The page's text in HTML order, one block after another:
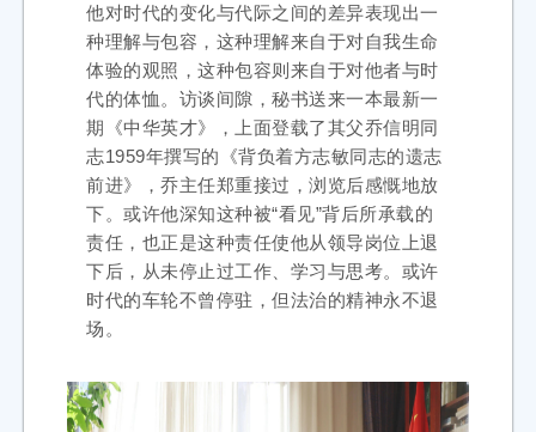
他对时代的变化与代际之间的差异表现出一
种理解与包容，这种理解来自于对自我生命
体验的观照，这种包容则来自于对他者与时
代的体恤。访谈间隙，秘书送来一本最新一
期《中华英才》，上面登载了其父乔信明同
志1959年撰写的《背负着方志敏同志的遗志
前进》，乔主任郑重接过，浏览后感慨地放
下。或许他深知这种被“看见”背后所承载的
责任，也正是这种责任使他从领导岗位上退
下后，从未停止过工作、学习与思考。或许
时代的车轮不曾停驻，但法治的精神永不退
场。